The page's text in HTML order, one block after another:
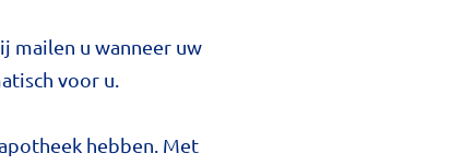
mailen u wanneer uw
voor u.
hebben. Met